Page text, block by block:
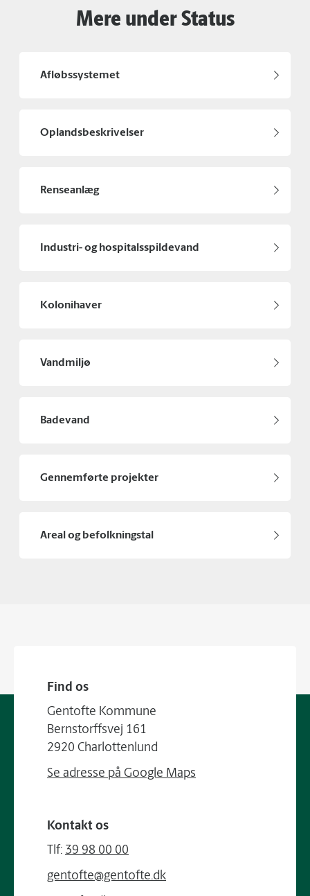
Mere under Status
Afløbssystemet
Oplandsbeskrivelser
Renseanlæg
Industri- og hospitalsspildevand
Kolonihaver
Vandmiljø
Badevand
Gennemførte projekter
Areal og befolkningstal
Find os
Gentofte Kommune
Bernstorffsvej 161
2920 Charlottenlund
Se adresse på Google Maps
Kontakt os
Tlf: 39 98 00 00
gentofte@gentofte.dk